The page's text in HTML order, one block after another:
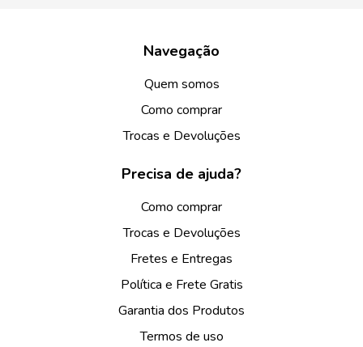
Navegação
Quem somos
Como comprar
Trocas e Devoluções
Precisa de ajuda?
Como comprar
Trocas e Devoluções
Fretes e Entregas
Política e Frete Gratis
Garantia dos Produtos
Termos de uso